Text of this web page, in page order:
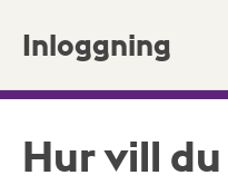
Inloggning
Hur vill